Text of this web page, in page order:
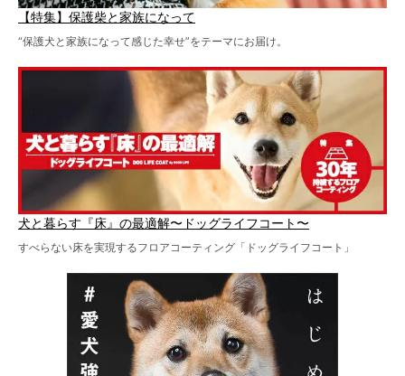
【特集】保護柴と家族になって
“保護犬と家族になって感じた幸せ”をテーマにお届け。
犬と暮らす『床』の最適解〜ドッグライフコート〜
すべらない床を実現するフロアコーティング「ドッグライフコート」